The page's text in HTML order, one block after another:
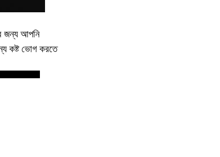
জন্য আপনি
কষ্ট ভোগ করতে